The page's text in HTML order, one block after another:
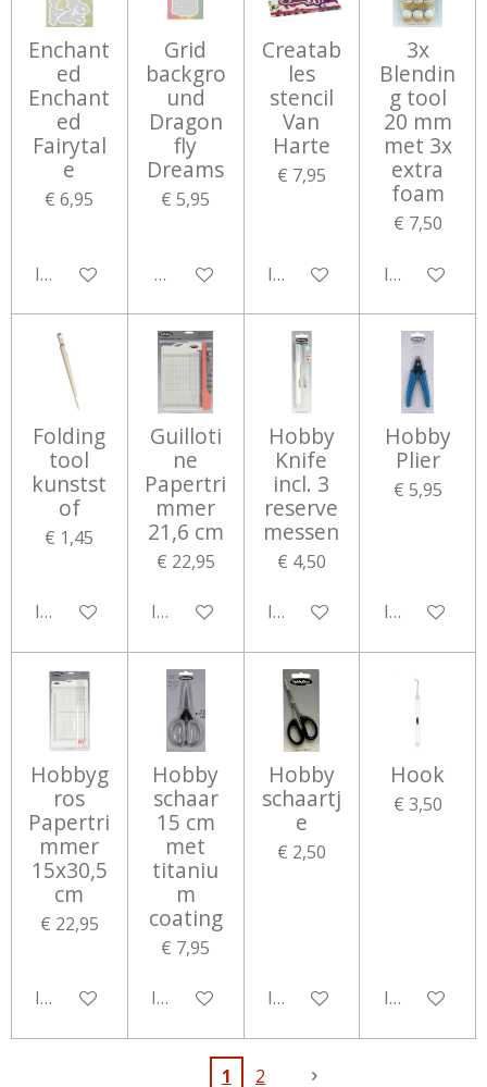
Enchant
ed
Enchant
ed
Fairytal
e
€ 6,95
In winkelwagen
Grid
backgro
und
Dragon
fly
Dreams
€ 5,95
Houd mij op de hoogte
Creatab
les
stencil
Van
Harte
€ 7,95
In winkelwagen
3x
Blendin
g tool
20 mm
met 3x
extra
foam
€ 7,50
In
Folding
tool
kunstst
of
€ 1,45
In winkelwagen
Guilloti
ne
Papertri
mmer
21,6 cm
€ 22,95
In winkelwagen
Hobby
Knife
incl. 3
reserve
messen
€ 4,50
In winkelwagen
Hobby
Plier
€ 5,95
In
Hobbyg
ros
Papertri
mmer
15x30,5
cm
€ 22,95
In winkelwagen
Hobby
schaar
15 cm
met
titaniu
m
coating
€ 7,95
In winkelwagen
Hobby
schaartj
e
€ 2,50
In winkelwagen
Hook
€ 3,50
In
1 2